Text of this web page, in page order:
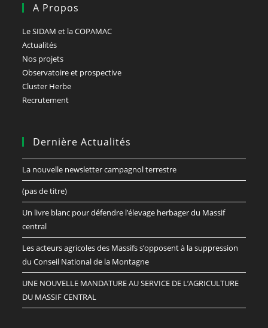
A Propos
Le SIDAM et la COPAMAC
Actualités
Nos projets
Observatoire et prospective
Cluster Herbe
Recrutement
Dernière Actualités
La nouvelle newsletter campagnol terrestre
(pas de titre)
Un livre blanc pour défendre l’élevage herbager du Massif
central
Les acteurs agricoles des Massifs s’opposent à la suppression
du Conseil National de la Montagne
UNE NOUVELLE MANDATURE AU SERVICE DE L’AGRICULTURE
DU MASSIF CENTRAL